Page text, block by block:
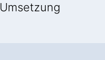
Umsetzung